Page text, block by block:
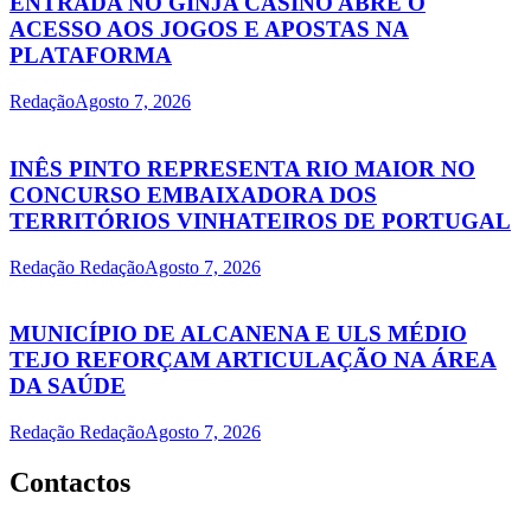
ACESSO AOS JOGOS E APOSTAS NA
PLATAFORMA
RedaçãoAgosto 7, 2026
INÊS PINTO REPRESENTA RIO MAIOR NO
CONCURSO EMBAIXADORA DOS
TERRITÓRIOS VINHATEIROS DE PORTUGAL
Redação RedaçãoAgosto 7, 2026
MUNICÍPIO DE ALCANENA E ULS MÉDIO
TEJO REFORÇAM ARTICULAÇÃO NA ÁREA
DA SAÚDE
Redação RedaçãoAgosto 7, 2026
Contactos